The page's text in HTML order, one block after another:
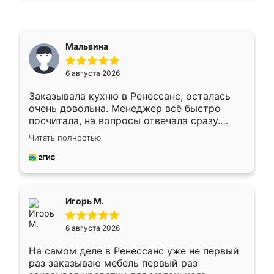
Мальвина
6 августа 2026
Заказывала кухню в Ренессанс, осталась
очень довольна. Менеджер всё быстро
посчитала, на вопросы отвечала сразу.
Замерщик приехал в субботу, подошёл к
делу со всей ответственностью. Собрали
за день, ребята работали аккуратно, даже
Читать полностью
Игорь М.
6 августа 2026
На самом деле в Ренессанс уже не первый
раз заказываю мебель первый раз